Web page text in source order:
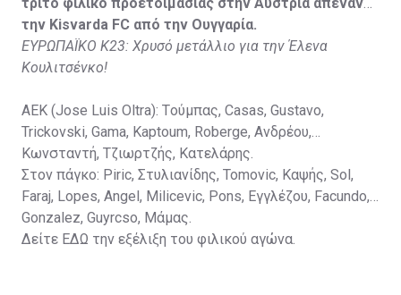
την Kisvarda FC από την Ουγγαρία.
ΕΥΡΩΠΑΪΚΟ Κ23: Χρυσό μετάλλιο για την Έλενα
Κουλιτσένκο!
ΑΕΚ (Jose Luis Oltra): Tούμπας, Casas, Gustavo,
Trickovski, Gama, Κaptoum, Roberge, Aνδρέου,
Κωνσταντή, Τζιωρτζής, Κατελάρης.
Στον πάγκο: Piric, Στυλιανίδης, Tomovic, Καψής, Sol,
Faraj, Lopes, Angel, Milicevic, Pons, Εγγλέζου, Facundo,
Gonzalez, Guyrcso, Μάμας.
Δείτε ΕΔΩ την εξέλιξη του φιλικού αγώνα.